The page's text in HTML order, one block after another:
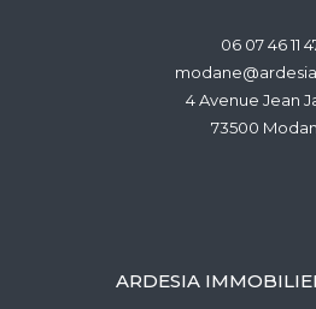
06 07 46 11
4 Avenue Jean
73500
ARDESIA